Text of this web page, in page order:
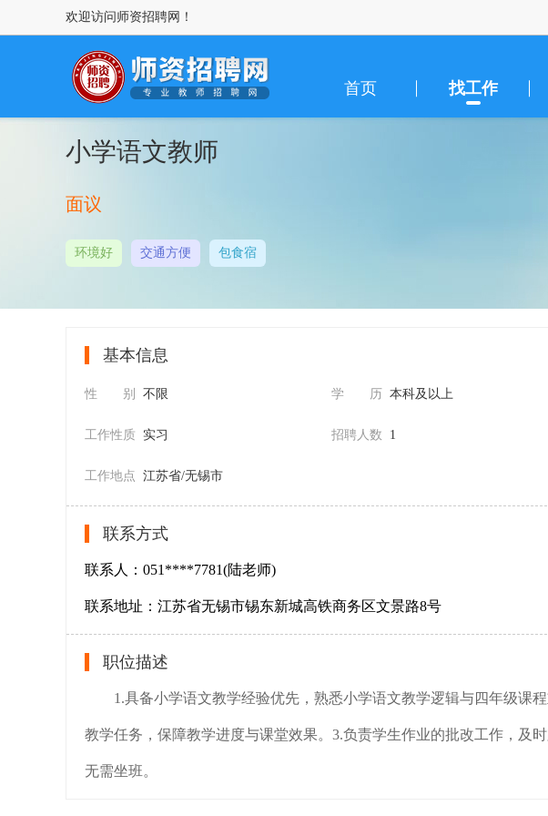
欢迎访问师资招聘网！
首页 找工作
小学语文教师
面议
环境好 交通方便 包食宿
基本信息
性 别 不限 学 历 本科及以上
工作性质 实习 招聘人数 1
工作地点 江苏省/无锡市
联系方式
联系人：051****7781(陆老师)
联系地址：江苏省无锡市锡东新城高铁商务区文景路8号
职位描述
1.具备小学语文教学经验优先，熟悉小学语文教学逻辑与四年级课
教学任务，保障教学进度与课堂效果。3.负责学生作业的批改工作，及
无需坐班。